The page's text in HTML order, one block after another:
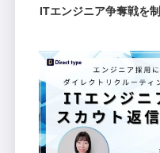
ITエンジニア争奪戦を